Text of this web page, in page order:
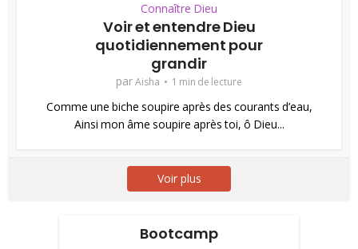
Connaître Dieu
Voir et entendre Dieu
quotidiennement pour
grandir
parAisha 1 min de lecture
Comme une biche soupire après des courants d’eau,
Ainsi mon âme soupire après toi, ô Dieu...
Voir plus
Bootcamp